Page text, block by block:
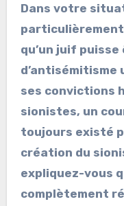
Dans votre
particulièrement
qu’un juif
d’antisémitisme
ses convictions
sionistes, un
toujours existé
création du
expliquez-vous
complètement